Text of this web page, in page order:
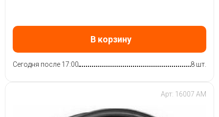
В корзину
Сегодня после 17:00 8 шт.
Арт: 16007 AM